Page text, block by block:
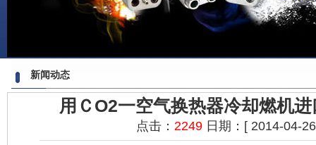
新闻动态
用ＣO2一空气换热器冷却燃机
点击： 2249 日期：[ 2014-04-